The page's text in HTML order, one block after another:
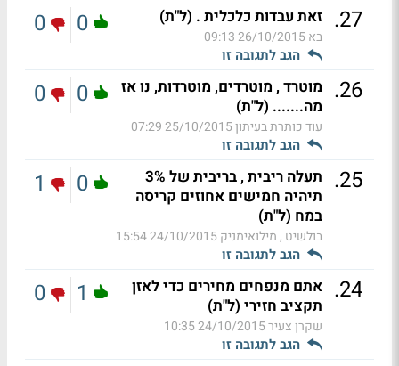
27
. זאת עבדות כלכלית . (ל"ת)
בא26/10/2015 09:13
הגב לתגובה זו
0
0
26
. מוטרד , מוטרדים, מוטרדות, נו אז
מה....... (ל"ת)
עוד כותרת בעיתון25/10/2015 07:29
הגב לתגובה זו
0
0
25
.
תעלה ריבית , בריבית של 3%
תיהיה חמישים אחוזים קריסה
במח (ל"ת)
בולשיט , מילואימניק24/10/2015 15:54
הגב לתגובה זו
0
1
24
. אתם מנפחים מחירים כדי לאזן
תקציב חזירי (ל"ת)
שקרן צעיר24/10/2015 10:35
הגב לתגובה זו
1
0